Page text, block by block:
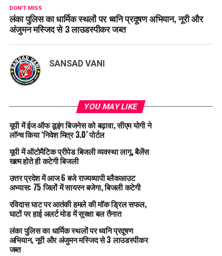
DON'T MISS
लंका पुलिस का धार्मिक स्थलों पर ध्वनि प्रदूषण अभियान, नूरी और
अंजुमन मस्जिद से 3 लाउडस्पीकर जब्त
SANSAD VANI
YOU MAY LIKE
यूपी में ईज ऑफ डूइंग बिजनेस को बढ़ावा, सीएम योगी ने
लॉन्च किया ‘निवेश मित्र 3.0’ पोर्टल
यूपी में ऑटोमैटिक प्रीपेड बिजली व्यवस्था लागू, बैलेंस
खत्म होते ही कटेगी बिजली
उत्तर प्रदेश में आज 6 बजे राज्यव्यापी ब्लैकआउट
अभ्यास: 75 जिलों में सायरन बजेगा, बिजली कटेगी
रविदास घाट पर आतंकी हमले की मॉक ड्रिल सफल,
घाटों पर हाई अलर्ट मोड में सुरक्षा बल तैनात
लंका पुलिस का धार्मिक स्थलों पर ध्वनि प्रदूषण
अभियान, नूरी और अंजुमन मस्जिद से 3 लाउडस्पीकर
जब्त